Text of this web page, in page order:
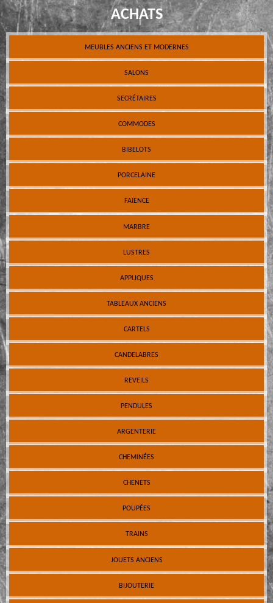
ACHATS
MEUBLES ANCIENS ET MODERNES
SALONS
SECRÉTAIRES
COMMODES
BIBELOTS
PORCELAINE
FAÏENCE
MARBRE
LUSTRES
APPLIQUES
TABLEAUX ANCIENS
CARTELS
CANDELABRES
REVEILS
PENDULES
ARGENTERIE
CHEMINÉES
CHENETS
POUPÉES
TRAINS
JOUETS ANCIENS
BIJOUTERIE